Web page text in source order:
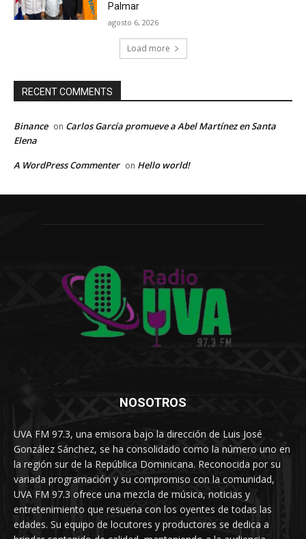
Palmar
agosto 6, 2026
Load more
RECENT COMMENTS
Binance on Carlos García promueve a Abel Martínez en Santa
Elena
A WordPress Commenter on Hello world!
NOSOTROS
UVA FM 97.3, una emisora bajo la dirección de Luis José
González Sánchez, se ha consolidado como la número uno en
la región sur de la República Dominicana. Reconocida por su
variada programación y su compromiso con la comunidad,
UVA FM 97.3 ofrece una mezcla de música, noticias y
entretenimiento que resuena con los oyentes de todas las
edades. Su equipo de locutores y productores se dedica a